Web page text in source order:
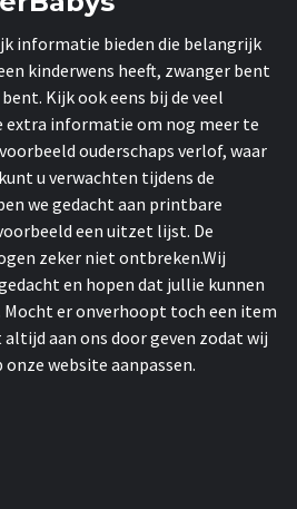
informatie bieden die belangrijk
kinderwens heeft, zwanger bent
Kijk ook eens bij de veel
extra informatie om nog meer te
ouderschaps verlof, waar
u verwachten tijdens de
we gedacht aan printbare
een uitzet lijst. De
zeker niet ontbreken.Wij
en hopen dat jullie kunnen
er onverhoopt toch een item
aan ons door geven zodat wij
website aanpassen.